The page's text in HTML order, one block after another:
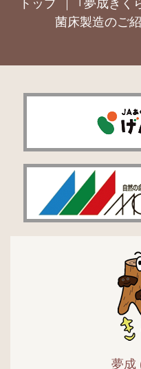
トップ ｢夢成きく
菌床製造のご
夢成